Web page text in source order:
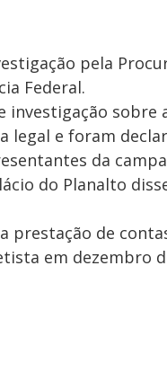
pela
Federal.
sobre
e foram
da
do Planalto
prestação de
em dezembro